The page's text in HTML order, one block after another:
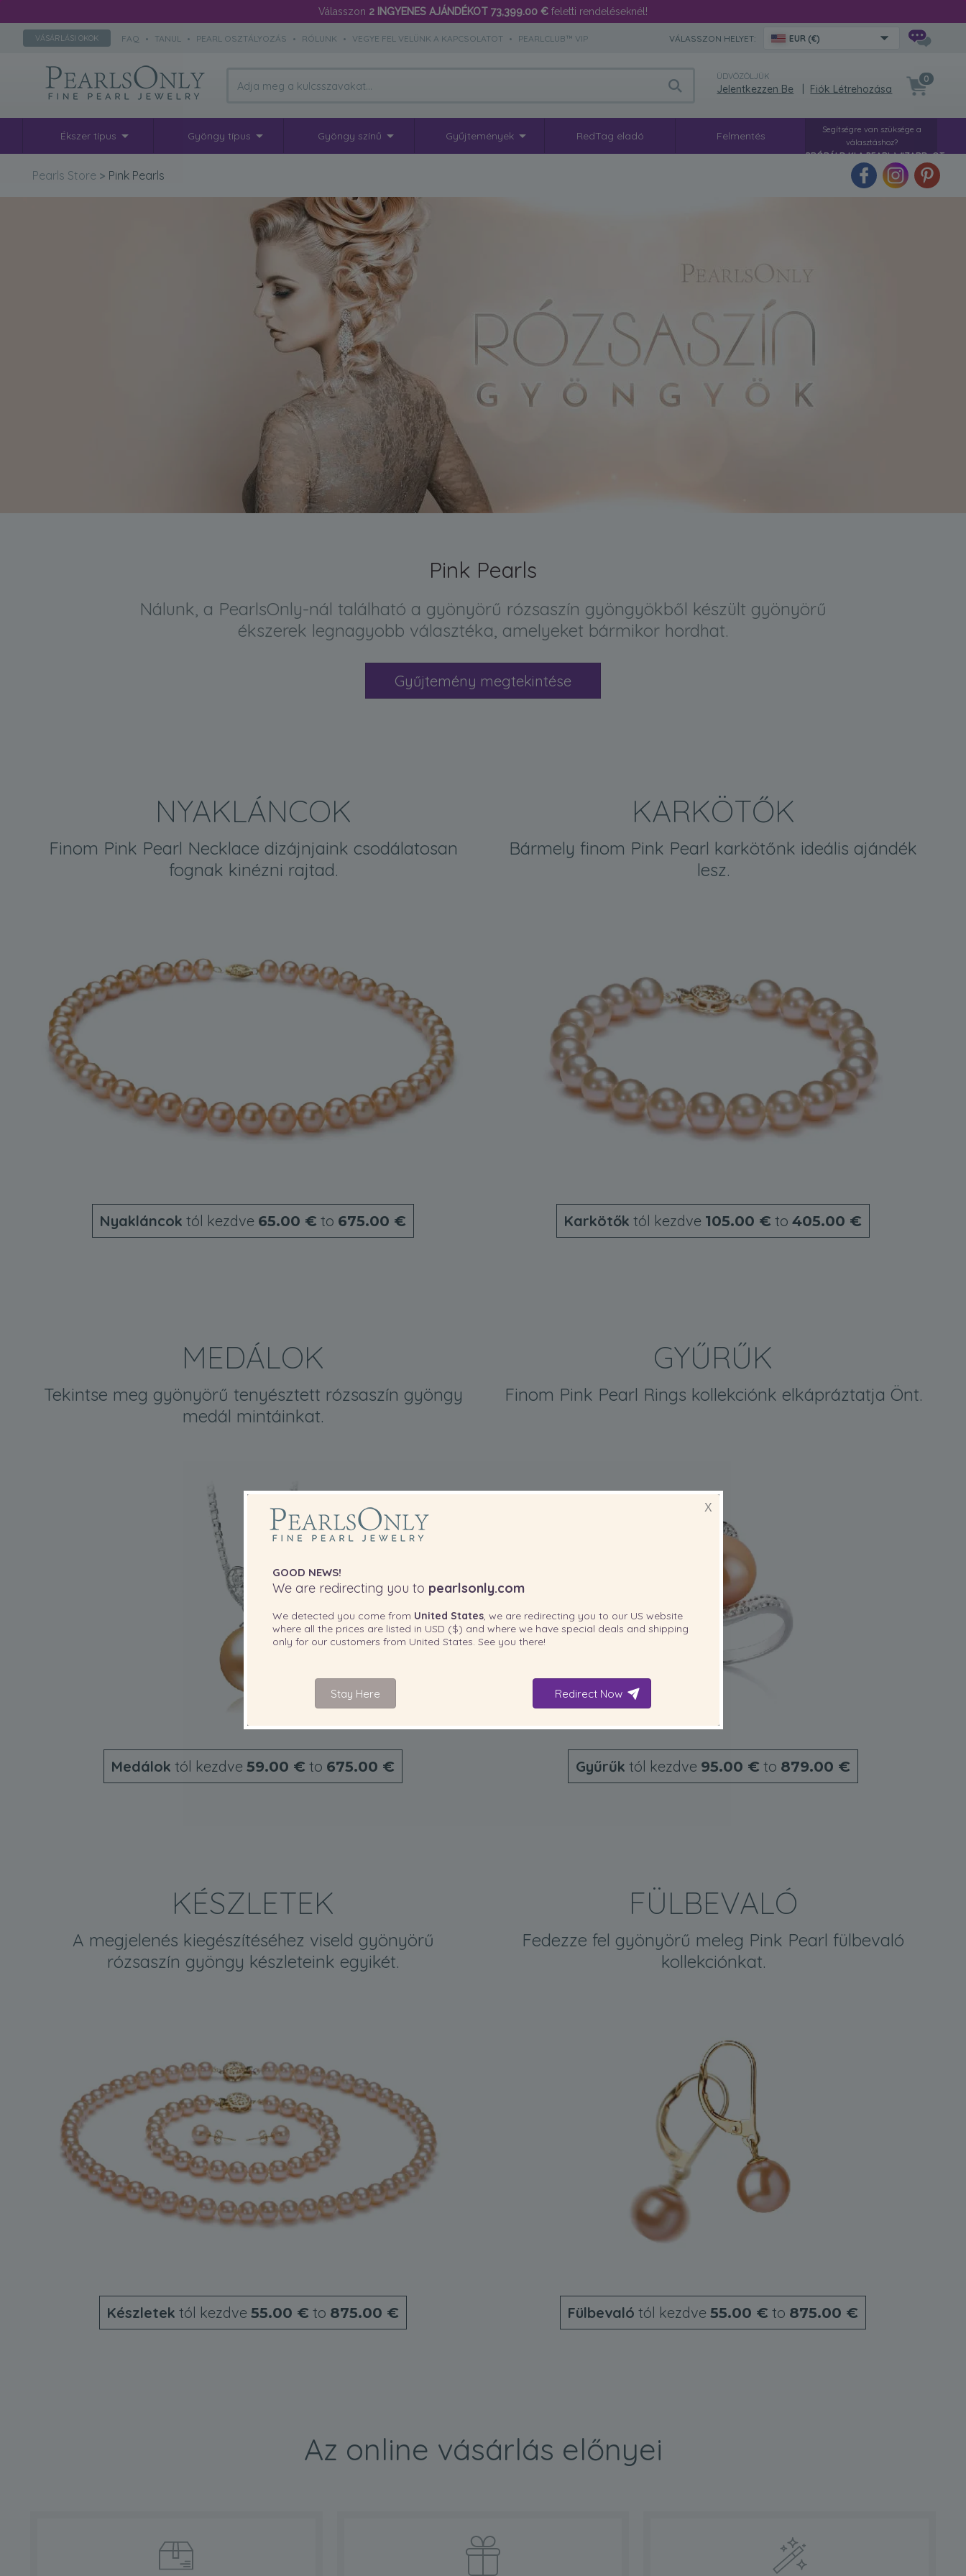
Válasszon 2 INGYENES AJÁNDÉKOT 73,399.00 € feletti rendeléseknél!
VÁSÁRLÁSI OKOK FAQ • TANUL • PEARL OSZTÁLYOZÁS • RÓLUNK • VEGYE FEL VELÜNK A KAPCSOLATOT • PEARLCLUB™ VIP VÁLASSZON HELYET: EUR (€)
ÜDVÖZÖLJÜK
Jelentkezzen Be Fiók Létrehozása
0
Ékszer típus Gyöngy típus Gyöngy színű Gyűjtemények RedTag eladó Felmentés
Segítségre van szüksége a
választáshoz?
PRÓBÁLD KI A PEARL WIZARD-OT
Pearls Store > Pink Pearls
Pink Pearls
Nálunk, a PearlsOnly-nál található a gyönyörű rózsaszín gyöngyökből készült gyönyörű
ékszerek legnagyobb választéka, amelyeket bármikor hordhat.
Gyűjtemény megtekintése
NYAKLÁNCOK
Finom Pink Pearl Necklace dizájnjaink csodálatosan
fognak kinézni rajtad.
Nyakláncok tól kezdve 65.00 € to 675.00 €
KARKÖTŐK
Bármely finom Pink Pearl karkötőnk ideális ajándék
lesz.
Karkötők tól kezdve 105.00 € to 405.00 €
MEDÁLOK
Tekintse meg gyönyörű tenyésztett rózsaszín gyöngy
medál mintáinkat.
Medálok tól kezdve 59.00 € to 675.00 €
GYŰRŰK
Finom Pink Pearl Rings kollekciónk elkápráztatja Önt.
Gyűrűk tól kezdve 95.00 € to 879.00 €
KÉSZLETEK
A megjelenés kiegészítéséhez viseld gyönyörű
rózsaszín gyöngy készleteink egyikét.
Készletek tól kezdve 55.00 € to 875.00 €
FÜLBEVALÓ
Fedezze fel gyönyörű meleg Pink Pearl fülbevaló
kollekciónkat.
Fülbevaló tól kezdve 55.00 € to 875.00 €
Az online vásárlás előnyei
X
GOOD NEWS!
We are redirecting you to pearlsonly.com
We detected you come from United States, we are redirecting you to our US website
where all the prices are listed in USD ($) and where we have special deals and shipping
only for our customers from United States. See you there!
Stay Here Redirect Now